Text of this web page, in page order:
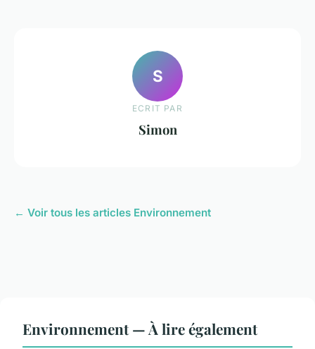
S
ECRIT PAR
Simon
← Voir tous les articles Environnement
Environnement — À lire également